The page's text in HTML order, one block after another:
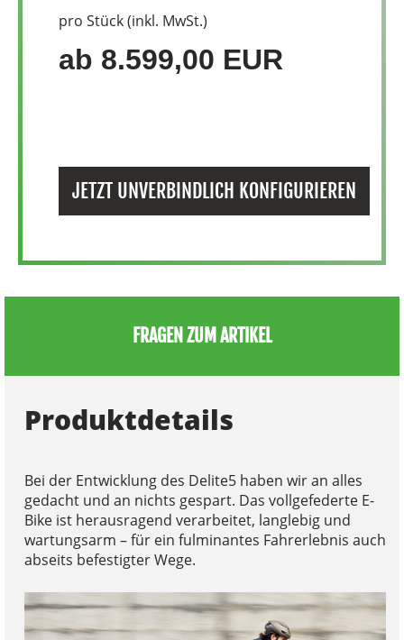
pro Stück (inkl. MwSt.)
ab 8.599,00 EUR
JETZT UNVERBINDLICH KONFIGURIEREN
FRAGEN ZUM ARTIKEL
Produktdetails
Bei der Entwicklung des Delite5 haben wir an alles
gedacht und an nichts gespart. Das vollgefederte E-
Bike ist herausragend verarbeitet, langlebig und
wartungsarm – für ein fulminantes Fahrerlebnis auch
abseits befestigter Wege.